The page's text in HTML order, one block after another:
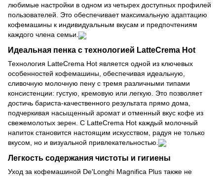
любимые настройки в одном из четырех доступных профилей
пользователей. Это обеспечивает максимальную адаптацию
кофемашины к индивидуальным вкусам и предпочтениям
каждого члена семьи.
Идеальная пенка с технологией LatteCrema Hot
Технология LatteCrema Hot является одной из ключевых
особенностей кофемашины, обеспечивая идеальную,
сливочную молочную пену с тремя различными типами
консистенции: густую, кремовую или легкую. Это позволяет
достичь бариста-качественного результата прямо дома,
подчеркивая насыщенный аромат и отменный вкус кофе из
свежемолотых зерен. С LatteCrema Hot каждый молочный
напиток становится настоящим искусством, радуя не только
вкусом, но и визуальной привлекательностью.
Легкость содержания чистоты и гигиены
Уход за кофемашиной De'Longhi Magnifica Plus также не